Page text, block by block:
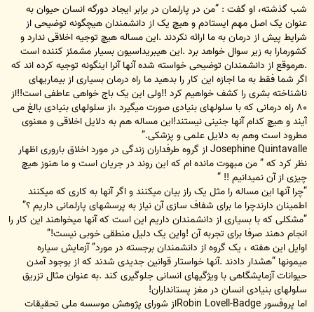
شب گذشته، او گفت : “من در پارلمان در برابر ایجاد دورگه انسان حیوان به
عنوان یک اصل مهم ایستادم و هیچ یک از دانشمندان هیچگونه توضیحی از
شرایط پیش از درمان به ما ارائه نکردند .این مساله هیچ توجیه اخلاقی ندارد و
کشورمارا به زیر سوال خواهد برد .این هیبریداسیون بسیار مشمئز کننده است
.هرموقع از دانشمندان توضیحی خواسته شده آنها آنرا اینگونه توجیه کرده اند که
اگر شما فقط به ما اجازه این کار را بدهید ما راه درمان بسیاری از بیماریهای
ناشناخته بشری را کشف خواهیم کرد !!ولی این یک باج خواهی عاطفی است!!از
۸۰ راه درمانی که با سلولهای بنیادی صورت میگیرد ،از سلولهای بنیادی بالغ می
آیند و هیچ کدام آنها جنینی نیستند!این مساله هم به دلایل اخلاقی و معنوی
مطرود است وهم به دلایل علمی و پزشکی.”
Josephine Quintavalle از گروه طرفداران زندگی در مورد اخلاق باروری اظهار
نظر کرد که ” من مبهوت مانده ام که این روند در جریان است و ما هنوز هیچ
چیزی از آن نمیدانیم !! “
“چرا آنها این مساله را مثل یک راز بیان میکنند و اگر آنها به کاری که میکنند
اطمینان دارندچرا ما برای شفاف سازی آن نیاز به پرسشهای پارلمانی داریم ؟”
“مشکلی که با بسیاری از دانشمندان داریم این است که آنها میخواهند این کار را
انجام دهند صرفا برای تجربه آن !واین یک دلیل منطقی خوبی نیست!”
اوایل این هفته ، یک گروه از دانشمندان برجسته در مورد” آزمایش سیاره
میمونها “هشدار دادند .آنها خواستار قوانین جدیدی شدند که از بوجود آمدن
حیوانات آزمایشگاهی با ویژگیهای انسانی جلوگیری کند .به عنوان مثال تزریق
سلولهای بنیادی انسان در مغز پستانداران!
اما پروفسور Robin Lovell-Badgeاز شورای پژوهش موسسه ملی تحقیقات